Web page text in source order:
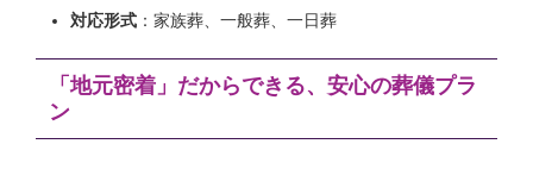
対応形式：家族葬、一般葬、一日葬
「地元密着」だからできる、安心の葬儀プラ
ン